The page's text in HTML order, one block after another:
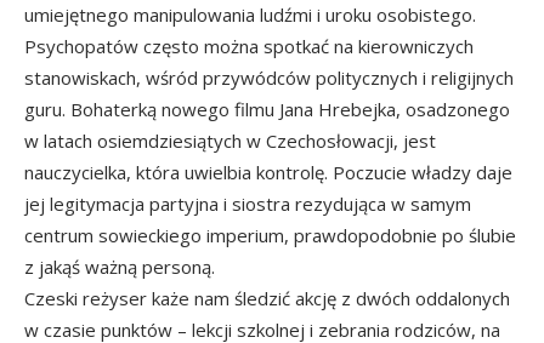
umiejętnego manipulowania ludźmi i uroku osobistego.
Psychopatów często można spotkać na kierowniczych
stanowiskach, wśród przywódców politycznych i religijnych
guru. Bohaterką nowego filmu Jana Hrebejka, osadzonego
w latach osiemdziesiątych w Czechosłowacji, jest
nauczycielka, która uwielbia kontrolę. Poczucie władzy daje
jej legitymacja partyjna i siostra rezydująca w samym
centrum sowieckiego imperium, prawdopodobnie po ślubie
z jakąś ważną personą.
Czeski reżyser każe nam śledzić akcję z dwóch oddalonych
w czasie punktów – lekcji szkolnej i zebrania rodziców, na